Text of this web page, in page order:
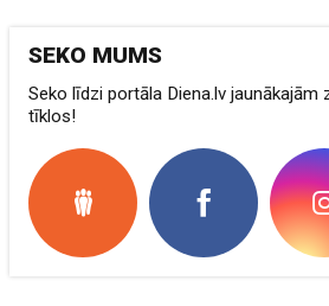
SEKO MUMS
Seko līdzi portāla Diena.lv jaunākajām
tīklos!